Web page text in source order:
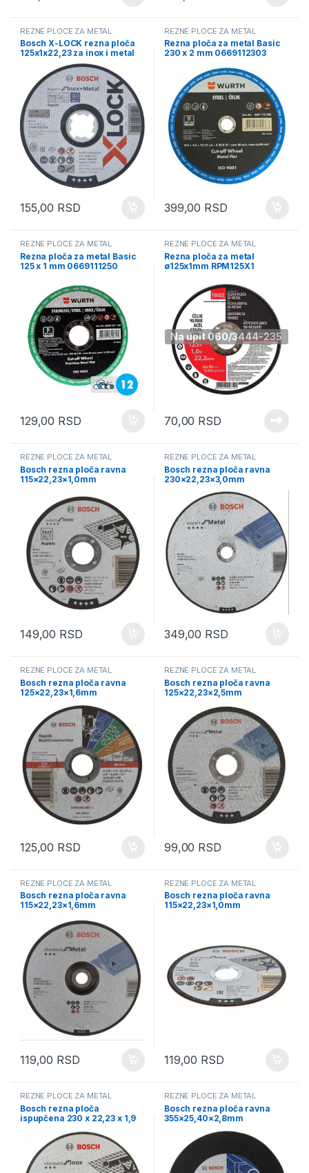
REZNE PLOČE ZA METAL
Bosch X-LOCK rezna ploča
125x1x22,23 za inox i metal
2608619264
155,00 RSD
REZNE PLOČE ZA METAL
Rezna ploča za metal Basic
230 x 2 mm 0669112303
399,00 RSD
REZNE PLOČE ZA METAL
Rezna ploča za metal Basic
125 x 1 mm 0669111250
129,00 RSD
Na upit 060/3444-235
REZNE PLOČE ZA METAL
Rezna ploča za metal
ø125x1mm RPM125X1
70,00 RSD
REZNE PLOČE ZA METAL
Bosch rezna ploča ravna
115×22,23×1,0mm
149,00 RSD
REZNE PLOČE ZA METAL
Bosch rezna ploča ravna
230×22,23×3,0mm
349,00 RSD
REZNE PLOČE ZA METAL
Bosch rezna ploča ravna
125×22,23×1,6mm
125,00 RSD
REZNE PLOČE ZA METAL
Bosch rezna ploča ravna
125×22,23×2,5mm
99,00 RSD
REZNE PLOČE ZA METAL
Bosch rezna ploča ravna
115×22,23×1,6mm
119,00 RSD
REZNE PLOČE ZA METAL
Bosch rezna ploča ravna
115×22,23×1,0mm
119,00 RSD
REZNE PLOČE ZA METAL
Bosch rezna ploča
ispupčena 230 x 22,23 x 1,9
REZNE PLOČE ZA METAL
Bosch rezna ploča ravna
355×25,40×2,8mm